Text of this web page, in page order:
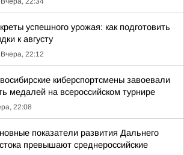
успешного урожая: как подготовить
к августу
Вчера, 22:12
киберспортсмены завоевали
медалей на всероссийском турнире
22:08
показатели развития Дальнего
превышают среднероссийские